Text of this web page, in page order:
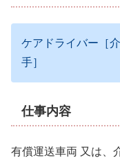
ケアドライバー［
手］
仕事内容
有償運送車両 又は、